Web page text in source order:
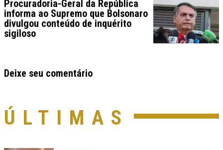
Procuradoria-Geral da República
informa ao Supremo que Bolsonaro
divulgou conteúdo de inquérito
sigiloso
Deixe seu comentário
ÚLTIMAS